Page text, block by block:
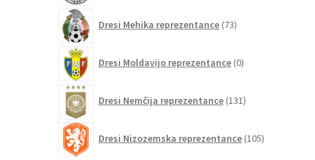
Dresi Mehika reprezentance 73izdelkov
Dresi Moldavijo reprezentance 0izdelkov
Dresi Nemčija reprezentance 131izdelkov
Dresi Nizozemska reprezentance 105izdelkov